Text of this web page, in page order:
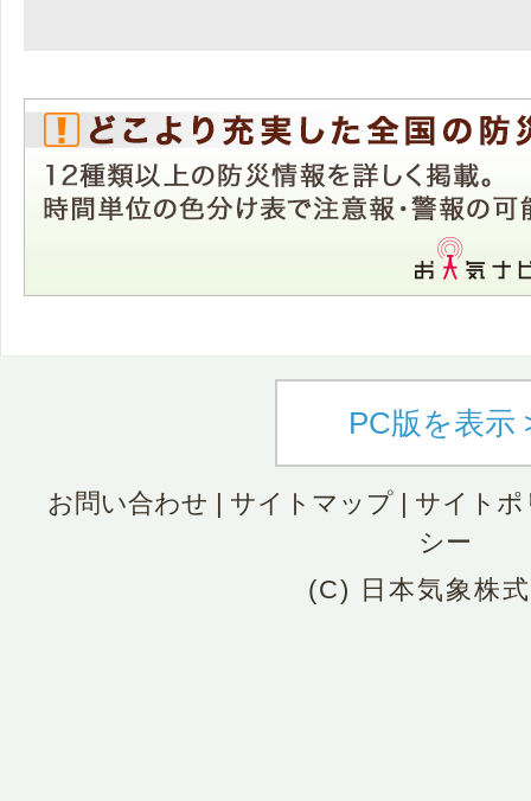
PC版を表示
お問い合わせ | サイトマップ| サイトポ
シー
(C) 日本気象株